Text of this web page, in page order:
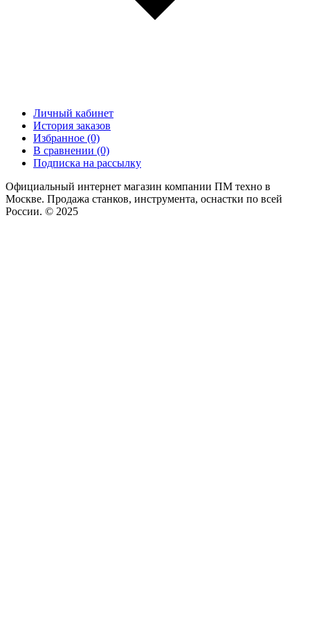
Личный кабинет
История заказов
Избранное (0)
В сравнении (0)
Подписка на рассылку
Официальный интернет магазин компании ПМ техно в
Москве. Продажа станков, инструмента, оснастки по всей
России. © 2025